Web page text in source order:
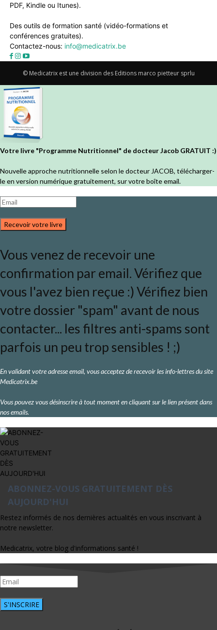
PDF, Kindle ou Itunes).
Des outils de formation santé (vidéo-formations et
conférences gratuites).
Contactez-nous: info@medicatrix.be
© Medicatrix est une division des Editions marco pietteur sprlu
Votre livre "Programme Nutritionnel" de docteur Jacob GRATUIT :)
Nouvelle approche nutritionnelle selon le docteur JACOB, télécharger-
le en version numérique gratuitement, sur votre boîte email.
Recevoir votre livre
Vous venez de recevoir une
confirmation par email. Vérifiez que
vous l'avez bien reçue :) Vérifiez bien
votre dossier "spam" avant de nous
contacter... les filtres anti-spams sont
parfois un peu trop sensibles ! ;)
En validant votre adresse email, vous acceptez de recevoir les info-lettres du site
Medicatrix.be
Vous pouvez vous désinscrire à tout moment en cliquant sur le lien présent dans
nos emails.
ABONNEZ-VOUS GRATUITEMENT DÈS
AUJOURD'HUI
Restez informés de nos dernières actualités en vous inscrivant à
notre newsletter.
Medicatrix, votre blog d'informations santé !
S'INSCRIRE